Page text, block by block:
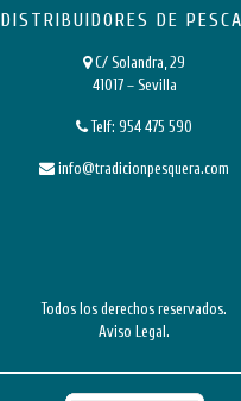
DISTRIBUIDORES DE
C/ Solandra, 29
41017 – Sevilla
Telf: 954 475 590
info@tradicionpesquera.com
Todos los derechos reservados.
Aviso Legal .